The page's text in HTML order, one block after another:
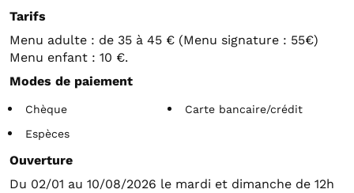
Tarifs
Menu adulte : de 35 à 45 € (Menu signature : 55€)
Menu enfant : 10 €.
Modes de paiement
Chèque
Carte bancaire/crédit
Espèces
Ouverture
Du 02/01 au 10/08/2026 le mardi et dimanche de 12h